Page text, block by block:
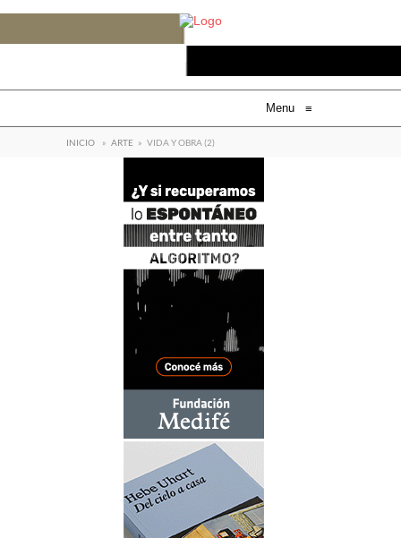
Menu ≡
INICIO » ARTE » VIDA Y OBRA (2)